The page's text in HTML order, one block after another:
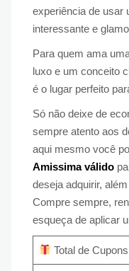
experiência de usar
interessante e
Para quem ama
luxo e um conceito
é o lugar perfeito
Só não deixe de
sempre atento aos
aqui mesmo você
Amissima válido
deseja adquirir,
Compre sempre,
esqueça de aplicar
Total de Cupons